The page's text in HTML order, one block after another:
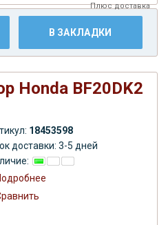
Плюсдоставка
В ЗАКЛАДКИ
Honda BF20DK2
18453598
доставки: 3-5 дней